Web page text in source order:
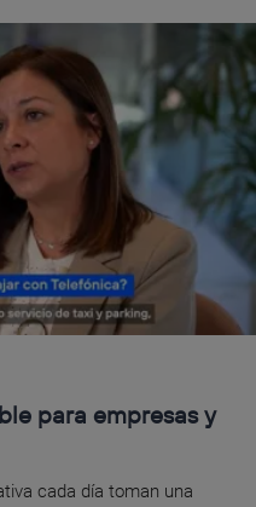
para empresas y
cada día toman una